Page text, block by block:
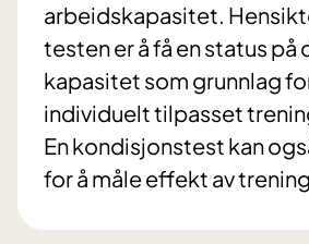
arbeidskapasitet.
testen er å få en status på
kapasitet som grunnlag
individuelt tilpasset
En kondisjonstest kan
for å måle effekt av